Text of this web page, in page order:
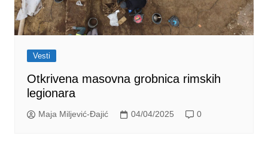
Vesti
Otkrivena masovna grobnica rimskih
legionara
Maja Miljević-Đajić 04/04/2025 0